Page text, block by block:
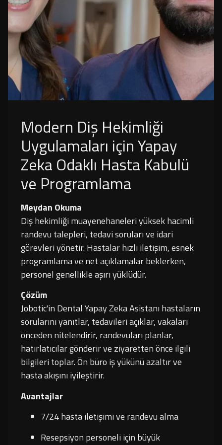
Modern Diş Hekimliği
Uygulamaları için Yapay
Zeka Odaklı Hasta Kabulü
ve Programlama
Meydan Okuma
Diş hekimliği muayenehaneleri yüksek hacimli
randevu talepleri, tedavi soruları ve idari
görevleri yönetir. Hastalar hızlı iletişim, esnek
programlama ve net açıklamalar beklerken,
personel genellikle aşırı yüklüdür.
Çözüm
Jobotic'in Dental Yapay Zeka Asistanı hastaların
sorularını yanıtlar, tedavileri açıklar, vakaları
önceden nitelendirir, randevuları planlar,
hatırlatıcılar gönderir ve ziyaretten önce ilgili
bilgileri toplar. Ön büro iş yükünü azaltır ve
hasta akışını iyileştirir.
Avantajlar
7/24 hasta iletişimi ve randevu alma
Resepsiyon personeli için büyük